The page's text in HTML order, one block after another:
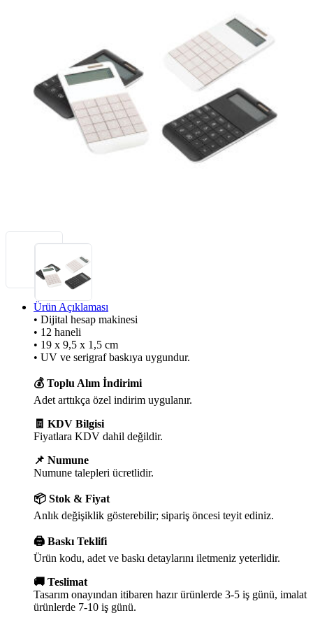
Ürün Açıklaması
• Dijital hesap makinesi
• 12 haneli
• 19 x 9,5 x 1,5 cm
• UV ve serigraf baskıya uygundur.
💰 Toplu Alım İndirimi
Adet arttıkça özel indirim uygulanır.
🧾 KDV Bilgisi
Fiyatlara KDV dahil değildir.
📌 Numune
Numune talepleri ücretlidir.
📦 Stok & Fiyat
Anlık değişiklik gösterebilir; sipariş öncesi teyit ediniz.
🖨️ Baskı Teklifi
Ürün kodu, adet ve baskı detaylarını iletmeniz yeterlidir.
🚚 Teslimat
Tasarım onayından itibaren hazır ürünlerde 3-5 iş günü, imalat
ürünlerde 7-10 iş günü.